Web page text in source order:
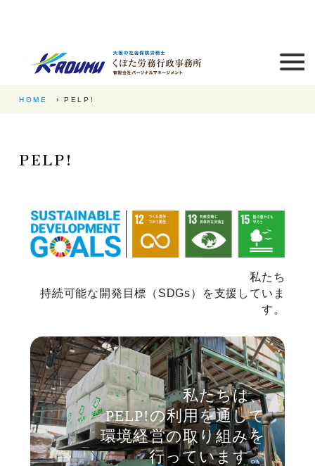
HOME PELP!
PELP!
私たち
持続可能な開発目標（SDGs）を支援していま
す。
私たちは、
PELP!の利用を通して
環境経営の取り組みを
行っています。